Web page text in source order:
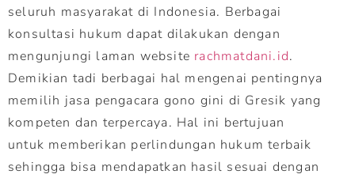
seluruh masyarakat di Indonesia. Berbagai
konsultasi hukum dapat dilakukan dengan
mengunjungi laman website rachmatdani.id.
Demikian tadi berbagai hal mengenai pentingnya
memilih jasa pengacara gono gini di Gresik yang
kompeten dan terpercaya. Hal ini bertujuan
untuk memberikan perlindungan hukum terbaik
sehingga bisa mendapatkan hasil sesuai dengan